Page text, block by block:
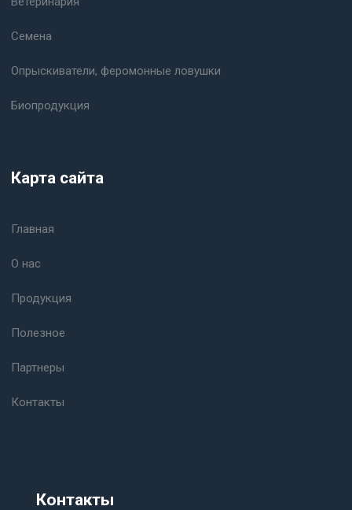
Семена
Опрыскиватели, феромонные ловушки
Биопродукция
Карта сайта
Главная
О нас
Продукция
Полезное
Партнеры
Контакты
Контакты